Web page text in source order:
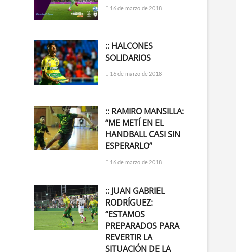
16 de marzo de 2018
:: HALCONES
SOLIDARIOS
16 de marzo de 2018
:: RAMIRO MANSILLA:
“ME METÍ EN EL
HANDBALL CASI SIN
ESPERARLO”
16 de marzo de 2018
:: JUAN GABRIEL
RODRÍGUEZ:
“ESTAMOS
PREPARADOS PARA
REVERTIR LA
SITUACIÓN DE LA